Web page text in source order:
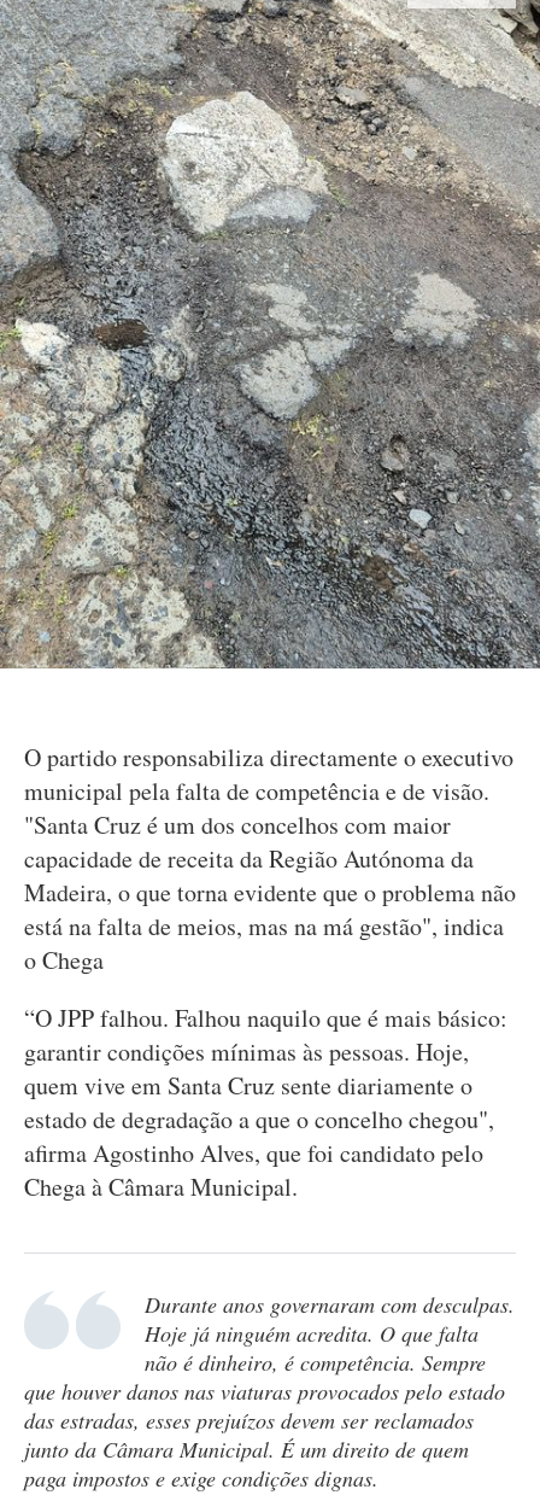
O partido responsabiliza directamente o executivo
municipal pela falta de competência e de visão.
"Santa Cruz é um dos concelhos com maior
capacidade de receita da Região Autónoma da
Madeira, o que torna evidente que o problema não
está na falta de meios, mas na má gestão", indica
o Chega
“O JPP falhou. Falhou naquilo que é mais básico:
garantir condições mínimas às pessoas. Hoje,
quem vive em Santa Cruz sente diariamente o
estado de degradação a que o concelho chegou",
afirma Agostinho Alves, que foi candidato pelo
Chega à Câmara Municipal.
Durante anos governaram com desculpas.
Hoje já ninguém acredita. O que falta
não é dinheiro, é competência. Sempre
que houver danos nas viaturas provocados pelo estado
das estradas, esses prejuízos devem ser reclamados
junto da Câmara Municipal. É um direito de quem
paga impostos e exige condições dignas.